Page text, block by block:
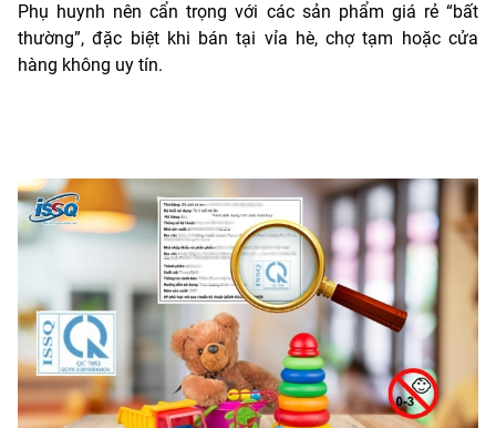
Phụ huynh nên cẩn trọng với các sản phẩm giá rẻ “bất
thường”, đặc biệt khi bán tại vỉa hè, chợ tạm hoặc cửa
hàng không uy tín.